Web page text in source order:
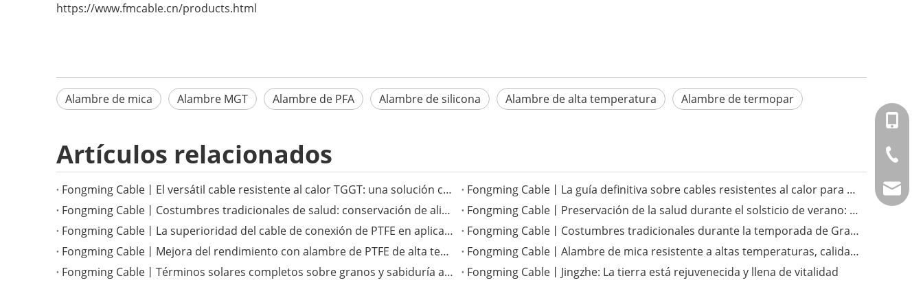
https://www.fmcable.cn/products.html
Alambre de mica Alambre MGT Alambre de PFA Alambre de silicona Alambre de alta temperatura Alambre de termopar
Artículos relacionados
Fongming Cable丨El versátil cable resistente al calor TGGT: una solución confiable para aplicaciones de alta temperatura
Fongming Cable丨La guía definitiva sobre cables resistentes al calor para aplicaciones industriales
Fongming Cable丨Costumbres tradicionales de salud: conservación de alimentos y salud en la temporada de calor menor
Fongming Cable丨Preservación de la salud durante el solsticio de verano: sigue las tres estaciones y disfruta de una vida saludable
Fongming Cable丨La superioridad del cable de conexión de PTFE en aplicaciones electrónicas de alta temperatura
Fongming Cable丨Costumbres tradicionales durante la temporada de Granos en Espiga
Fongming Cable丨Mejora del rendimiento con alambre de PTFE de alta temperatura
Fongming Cable丨Alambre de mica resistente a altas temperaturas, calidad confiable, resistente a temperaturas de hasta 500 grados.
Fongming Cable丨Términos solares completos sobre granos y sabiduría agrícola
Fongming Cable丨Jingzhe: La tierra está rejuvenecida y llena de vitalidad
+86-
+86-